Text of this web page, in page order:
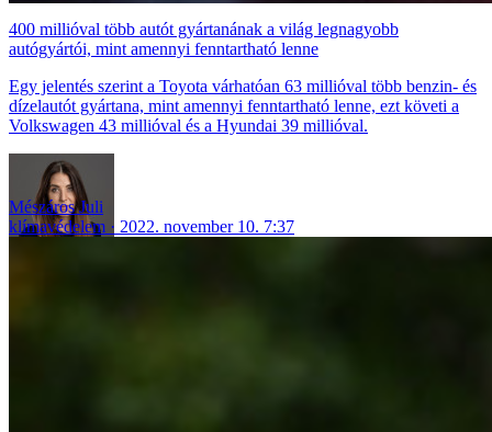
400 millióval több autót gyártanának a világ legnagyobb
autógyártói, mint amennyi fenntartható lenne
Egy jelentés szerint a Toyota várhatóan 63 millióval több benzin- és
dízelautót gyártana, mint amennyi fenntartható lenne, ezt követi a
Volkswagen 43 millióval és a Hyundai 39 millióval.
Mészáros Juli
klímavédelem
2022. november 10. 7:37